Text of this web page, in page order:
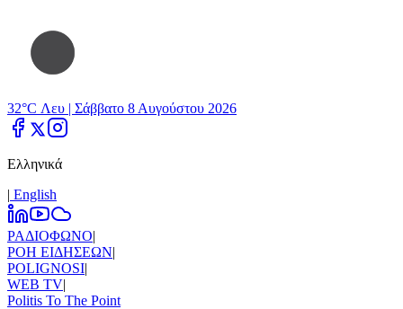
32°C Λευ | Σάββατο 8 Αυγούστου 2026
Ελληνικά
| Εnglish
ΡΑΔΙΟΦΩΝΟ|
ΡΟΗ ΕΙΔΗΣΕΩΝ|
POLIGNOSI|
WEB TV|
Politis To The Point